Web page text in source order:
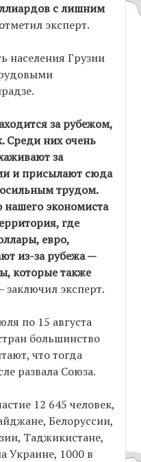
с лишним
эксперт.
населения Грузии
за рубежом,
Среди них очень
за
и присылают сюда
трудом.
экономиста
где
евро,
из-за рубежа —
которые также
заключил эксперт.
по 15 августа
большинство
что тогда
развала Союза.
12 645 человек,
Белоруссии,
Таджикистане,
Украине, 1000 в